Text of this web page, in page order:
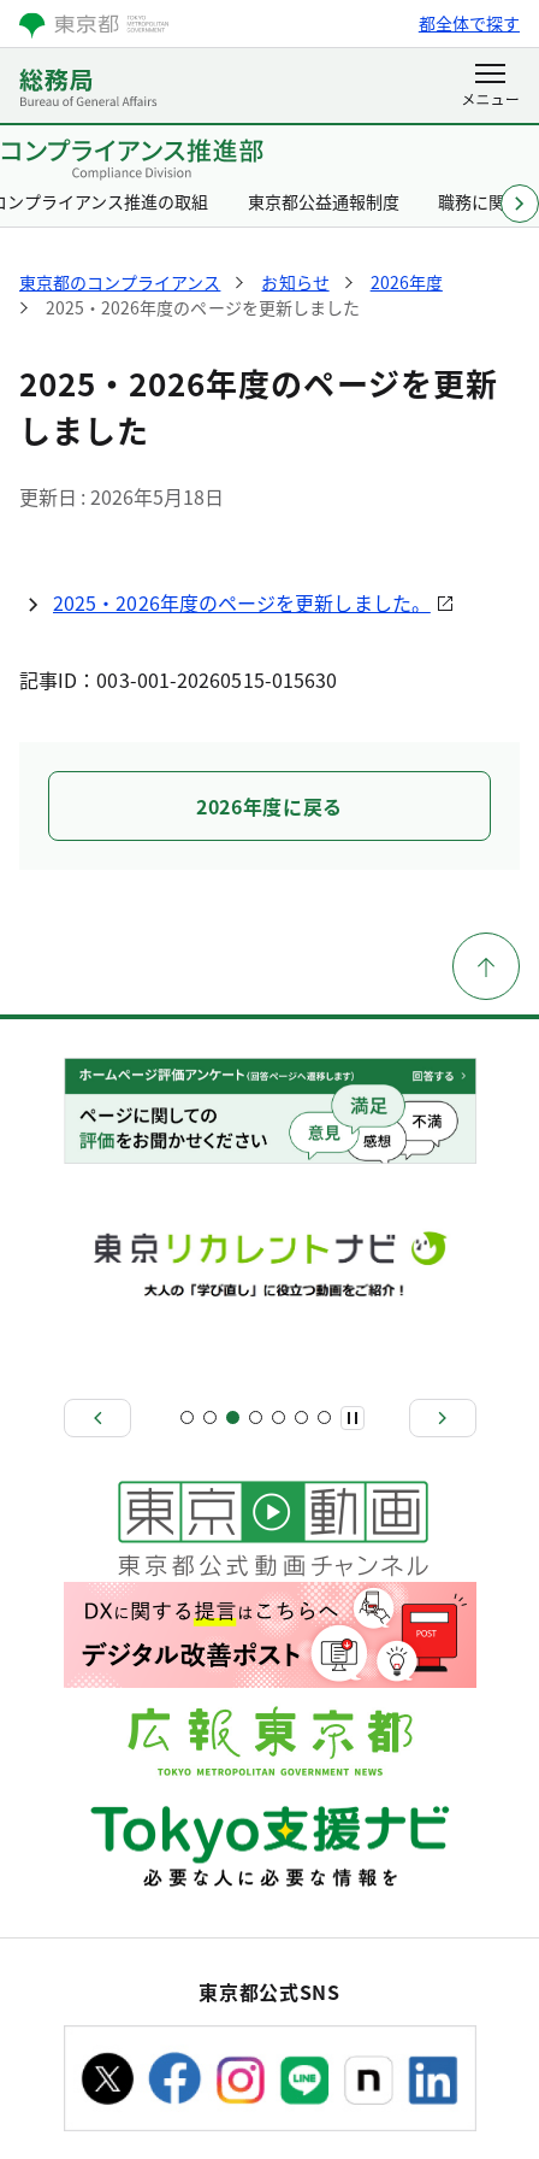
都全体で探す
ンプライアンス推進の取組 東京都公益通報制度 職務に関す
東京都のコンプライアンス お知らせ
2026年度
2025・2026年度のページを更新しました
2025・2026年度のページを更新
しました
更新日 2026年5月18日
2025・2026年度のページを更新しました。
記事ID：003-001-20260515-015630
2026年度に戻る
東京都公式SNS